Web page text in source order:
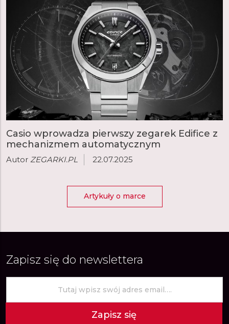
Casio wprowadza pierwszy zegarek Edifice z
mechanizmem automatycznym
Autor ZEGARKI.PL 22.07.2025
Artykuły o marce
Zapisz się do newslettera
Zapisz się